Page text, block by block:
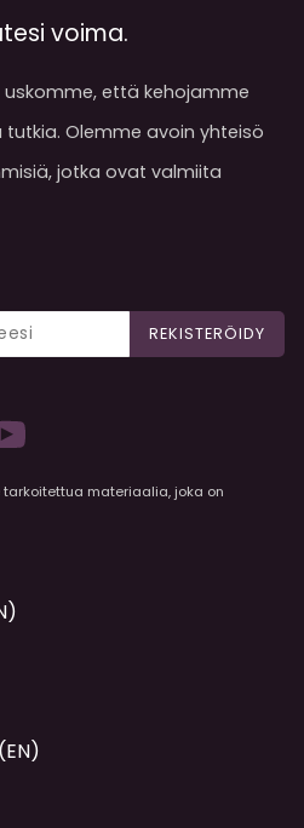
voima.
että kehojamme
Olemme avoin yhteisö
jotka ovat valmiita
REKISTERÖIDY
materiaalia, joka on